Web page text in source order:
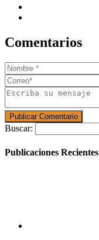
Comentarios
Buscar:
Publicaciones Recientes